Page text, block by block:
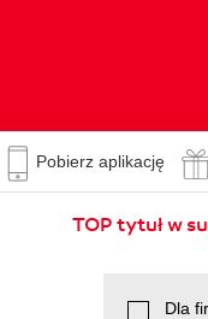
Pobierz aplikację
TOP tytuł w
Dla